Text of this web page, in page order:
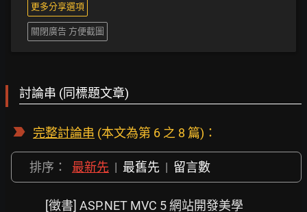
更多分享選項
關閉廣告 方便截圖
討論串 (同標題文章)
完整討論串 (本文為第 6 之 8 篇)：
排序： 最新先 | 最舊先 | 留言數
[徵書] ASP.NET MVC 5 網站開發美學